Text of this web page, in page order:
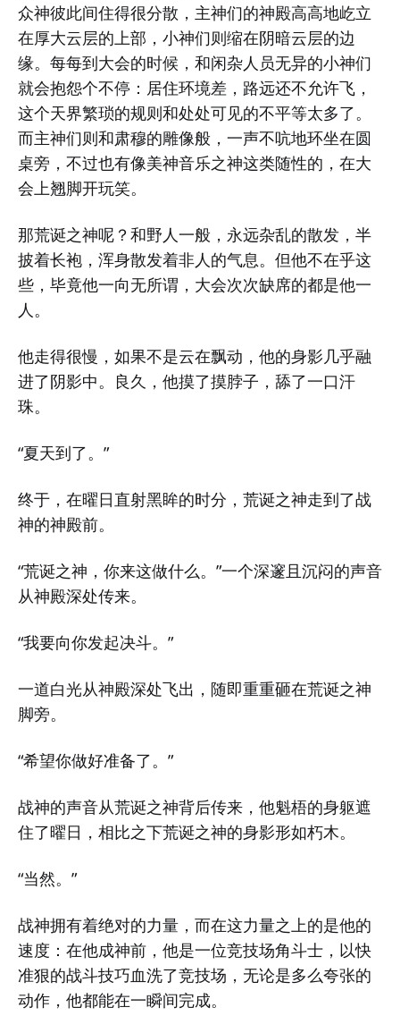
众神彼此间住得很分散，主神们的神殿高高地屹立
在厚大云层的上部，小神们则缩在阴暗云层的边
缘。每每到大会的时候，和闲杂人员无异的小神们
就会抱怨个不停：居住环境差，路远还不允许飞，
这个天界繁琐的规则和处处可见的不平等太多了。
而主神们则和肃穆的雕像般，一声不吭地环坐在圆
桌旁，不过也有像美神音乐之神这类随性的，在大
会上翘脚开玩笑。
那荒诞之神呢？和野人一般，永远杂乱的散发，半
披着长袍，浑身散发着非人的气息。但他不在乎这
些，毕竟他一向无所谓，大会次次缺席的都是他一
人。
他走得很慢，如果不是云在飘动，他的身影几乎融
进了阴影中。良久，他摸了摸脖子，舔了一口汗
珠。
“夏天到了。”
终于，在曜日直射黑眸的时分，荒诞之神走到了战
神的神殿前。
“荒诞之神，你来这做什么。”一个深邃且沉闷的声音
从神殿深处传来。
“我要向你发起决斗。”
一道白光从神殿深处飞出，随即重重砸在荒诞之神
脚旁。
“希望你做好准备了。”
战神的声音从荒诞之神背后传来，他魁梧的身躯遮
住了曜日，相比之下荒诞之神的身影形如朽木。
“当然。”
战神拥有着绝对的力量，而在这力量之上的是他的
速度：在他成神前，他是一位竞技场角斗士，以快
准狠的战斗技巧血洗了竞技场，无论是多么夸张的
动作，他都能在一瞬间完成。